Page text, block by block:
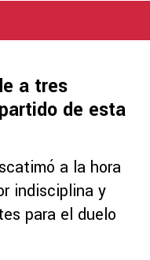
a tres
de esta
a la hora
indisciplina y
para el duelo